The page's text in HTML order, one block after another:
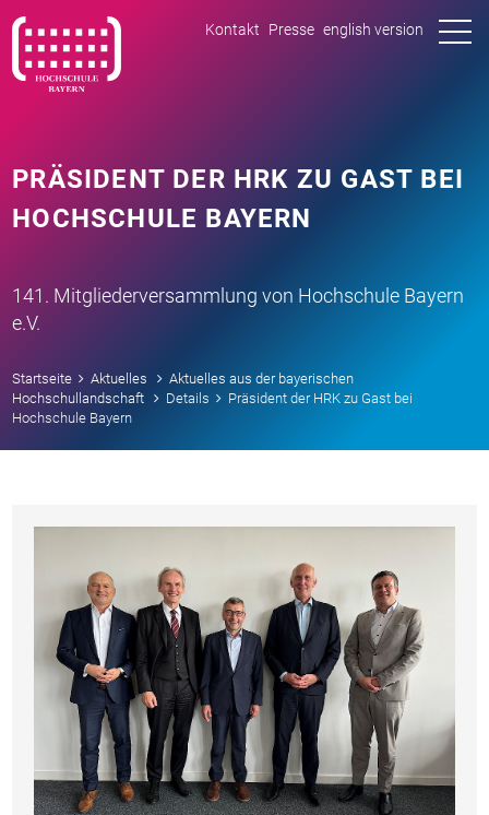
Kontakt Presse english version
PRÄSIDENT DER HRK ZU GAST BEI
HOCHSCHULE BAYERN
141. Mitgliederversammlung von Hochschule Bayern
e.V.
Startseite Aktuelles
Aktuelles aus der bayerischen
Hochschullandschaft
Details
Präsident der HRK zu Gast bei
Hochschule Bayern